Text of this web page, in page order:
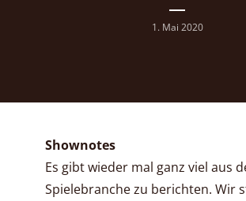
1. Mai 2020
Shownotes
Es gibt wieder mal ganz viel aus
Spielebranche zu berichten. Wir